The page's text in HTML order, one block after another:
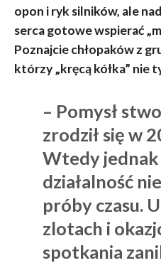
opon i ryk silników, ale
serca gotowe wspierać
Poznajcie chłopaków z
którzy „kręcą kółka” nie
– Pomysł
zrodził się w
Wtedy jednak
działalność
próby czasu.
zlotach i
spotkania